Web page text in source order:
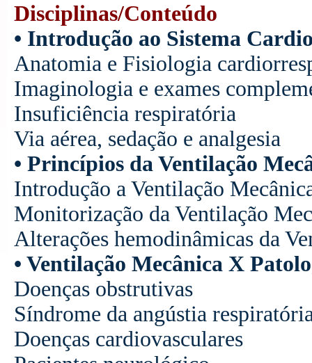
Disciplinas/Conteúdo
• Introdução ao Sistema
Anatomia e Fisiologia
Imaginologia e exames
Insuficiência respiratória
Via aérea, sedação e analgesia
• Princípios da Ventilação
Introdução a Ventilação
Monitorização da Ventilação
Alterações hemodinâmicas da
• Ventilação Mecânica X
Doenças obstrutivas
Síndrome da angústia
Doenças cardiovasculares